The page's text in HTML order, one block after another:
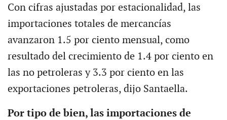
Con cifras ajustadas por estacionalidad, las
importaciones totales de mercancías
avanzaron 1.5 por ciento mensual, como
resultado del crecimiento de 1.4 por ciento en
las no petroleras y 3.3 por ciento en las
exportaciones petroleras, dijo Santaella.
Por tipo de bien, las importaciones de